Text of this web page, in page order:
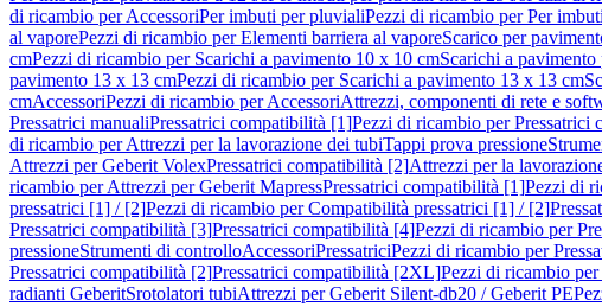
di ricambio per AccessoriPer imbuti per pluvialiPezzi di ricambio per Per
al vaporePezzi di ricambio per Elementi barriera al vaporeScarico per
cmPezzi di ricambio per Scarichi a pavimento 10 x 10 cmScarichi a
pavimento 13 x 13 cmPezzi di ricambio per Scarichi a pavimento 13 x 13 cm
cmAccessoriPezzi di ricambio per AccessoriAttrezzi, componenti di rete e
Pressatrici manualiPressatrici compatibilità [1]Pezzi di ricambio per Pressatrici
di ricambio per Attrezzi per la lavorazione dei tubiTappi prova pressione
Attrezzi per Geberit VolexPressatrici compatibilità [2]Attrezzi per la
ricambio per Attrezzi per Geberit MapressPressatrici compatibilità [1]Pezzi di
pressatrici [1] / [2]Pezzi di ricambio per Compatibilità pressatrici [1] / [2]
Pressatrici compatibilità [3]Pressatrici compatibilità [4]Pezzi di ricambio per
pressioneStrumenti di controlloAccessoriPressatriciPezzi di ricambio per
Pressatrici compatibilità [2]Pressatrici compatibilità [2XL]Pezzi di ricambio
radianti GeberitSrotolatori tubiAttrezzi per Geberit Silent-db20 / Geberit PE